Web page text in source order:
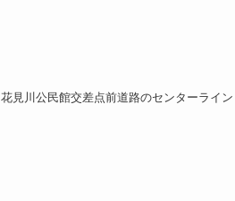
花見川公民館交差点前道路のセンターライン